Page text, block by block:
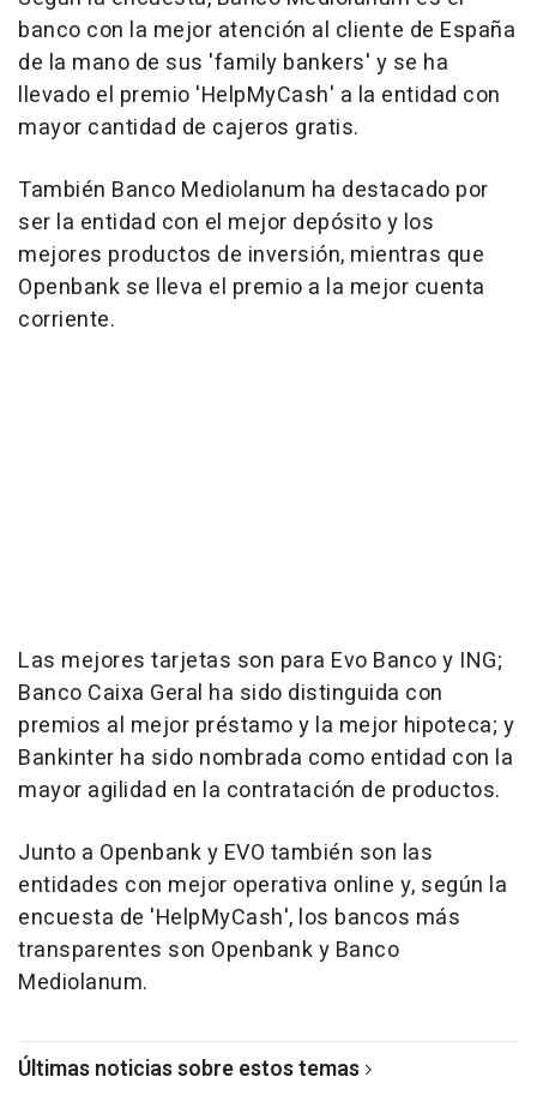
banco con la mejor atención al cliente de España
de la mano de sus 'family bankers' y se ha
llevado el premio 'HelpMyCash' a la entidad con
mayor cantidad de cajeros gratis.
También Banco Mediolanum ha destacado por
ser la entidad con el mejor depósito y los
mejores productos de inversión, mientras que
Openbank se lleva el premio a la mejor cuenta
corriente.
Las mejores tarjetas son para Evo Banco y ING;
Banco Caixa Geral ha sido distinguida con
premios al mejor préstamo y la mejor hipoteca; y
Bankinter ha sido nombrada como entidad con la
mayor agilidad en la contratación de productos.
Junto a Openbank y EVO también son las
entidades con mejor operativa online y, según la
encuesta de 'HelpMyCash', los bancos más
transparentes son Openbank y Banco
Mediolanum.
Últimas noticias sobre estos temas